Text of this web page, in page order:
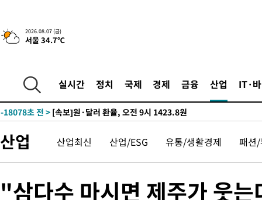
2026.08.07 (금)
서울 34.7℃
실시간 정치 국제 경제 금융 산업 IT·
-20735초 전 >[속보]'300억원대 사기 혐의' 차가원 대표 구속 송치
-19929초 전 >"미 전국적 살모네라 식중독 원인은 멕시코산 할라피뇨"--
-18323초 전 >
[속보]합수본, '투표율 허위 입력' 중앙·서울·경기도 선관위
압수수색
-18078초 전 >
-17874초 전 > [속보]삼성전자·SK하이닉스 동반 강보합…1%대 상승 출발
-17828초 전 >
[속보]코스피, 6300선 재탈환…1.09% 오른 6365.07 개장
-14993초 전 >시리아 다마스쿠스 교외에서 미니버스 폭발.. 14명 부상, 3명
-9255초 전 >이란, 호르무즈서 "적국 목표물들"과 대치로 남부 케슘섬에서
산업 산업최신 산업/ESG 유통/생활경제 패션
"삼다수 마시면 제주가 웃